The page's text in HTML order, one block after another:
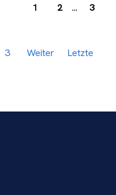
1 2 ... 3
3 Weiter Letzte